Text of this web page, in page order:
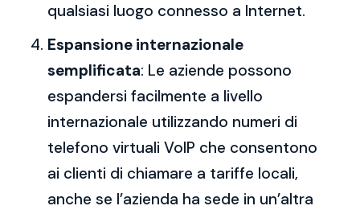
qualsiasi luogo connesso a Internet.
Espansione internazionale
semplificata: Le aziende possono
espandersi facilmente a livello
internazionale utilizzando numeri di
telefono virtuali VoIP che consentono
ai clienti di chiamare a tariffe locali,
anche se l’azienda ha sede in un’altra